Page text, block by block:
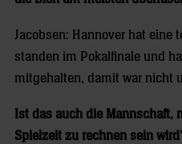
Jacobsen: Hannover hat eine
standen im Pokalfinale und
mitgehalten, damit war nicht
Ist das auch die Mannschaft,
Spielzeit zu rechnen sein